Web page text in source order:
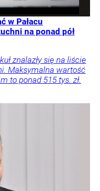
w Pałacu
na ponad pół
znalazły się na liście
Maksymalna wartość
to ponad 515 tys. zł.